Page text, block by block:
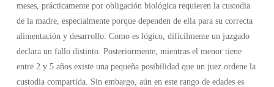
meses, prácticamente por obligación biológica requieren la custodia
de la madre, especialmente porque dependen de ella para su correcta
alimentación y desarrollo. Como es lógico, difícilmente un juzgado
declara un fallo distinto. Posteriormente, mientras el menor tiene
entre 2 y 5 años existe una pequeña posibilidad que un juez ordene la
custodia compartida. Sin embargo, aún en este rango de edades es